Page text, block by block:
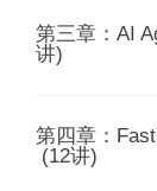
时长 04:10
汇报小秘书
时长 08:16
05｜了解GPTs
时长 01:41
红书文案、流
时长 05:03
第三章：AI
讲)
10｜智
时长 07:00
第四章：
(12讲)
19｜FastGPT测试